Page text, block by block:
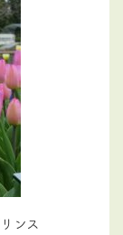
ンス